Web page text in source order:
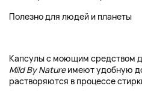
Полезно для людей и планеты
Капсулы с моющим средством
Mild By Natureимеют удобную
растворяются в процессе